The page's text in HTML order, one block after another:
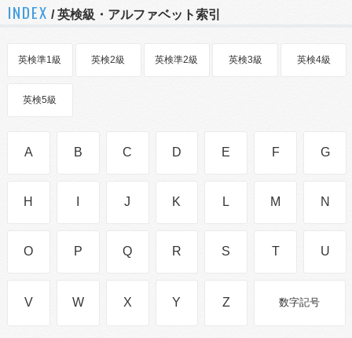
INDEX / 英検級・アルファベット索引
英検準1級 英検2級 英検準2級 英検3級 英検4級
英検5級
A B C D E F G
H J K L M N
O P Q R S T U
V W X Y Z 数字記号